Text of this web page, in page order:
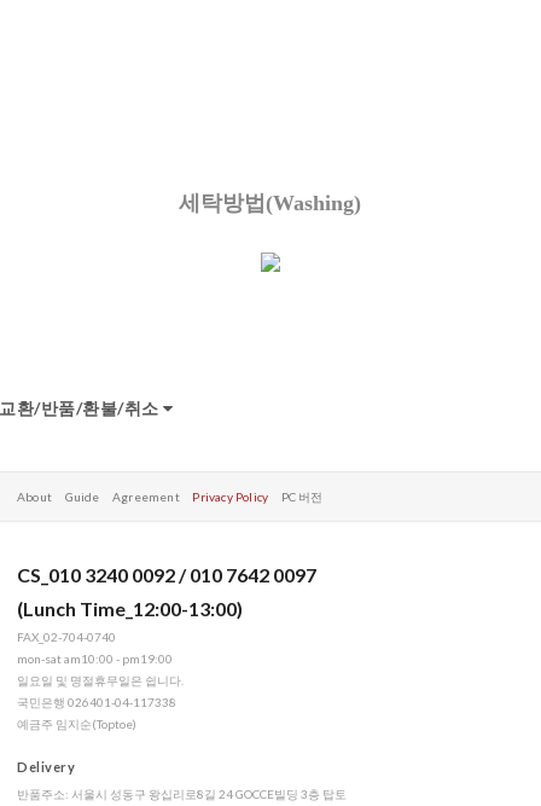
세탁방법 (Washing)
교환/반품/환불/취소
About Guide Agreement Privacy Policy PC 버전
CS_010 3240 0092 / 010 7642 0097
(Lunch Time_12:00-13:00)
FAX_02-704-0740
mon-sat am10:00 - pm19:00
일요일 및 명절휴무일은 쉽니다.
국민은행 026401-04-117338
예금주 임지순(Toptoe)
Delivery
반품주소: 서울시 성동구 왕십리로8길 24 GOCCE빌딩 3층 탑토